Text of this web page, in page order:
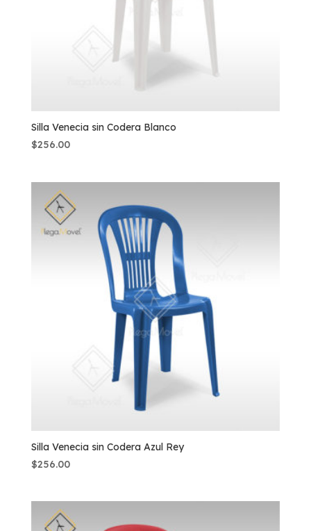
Silla Venecia sin Codera Blanco
$256.00
Silla Venecia sin Codera Azul Rey
$256.00